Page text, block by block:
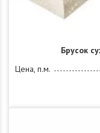
Брусок
Цена, п.м.